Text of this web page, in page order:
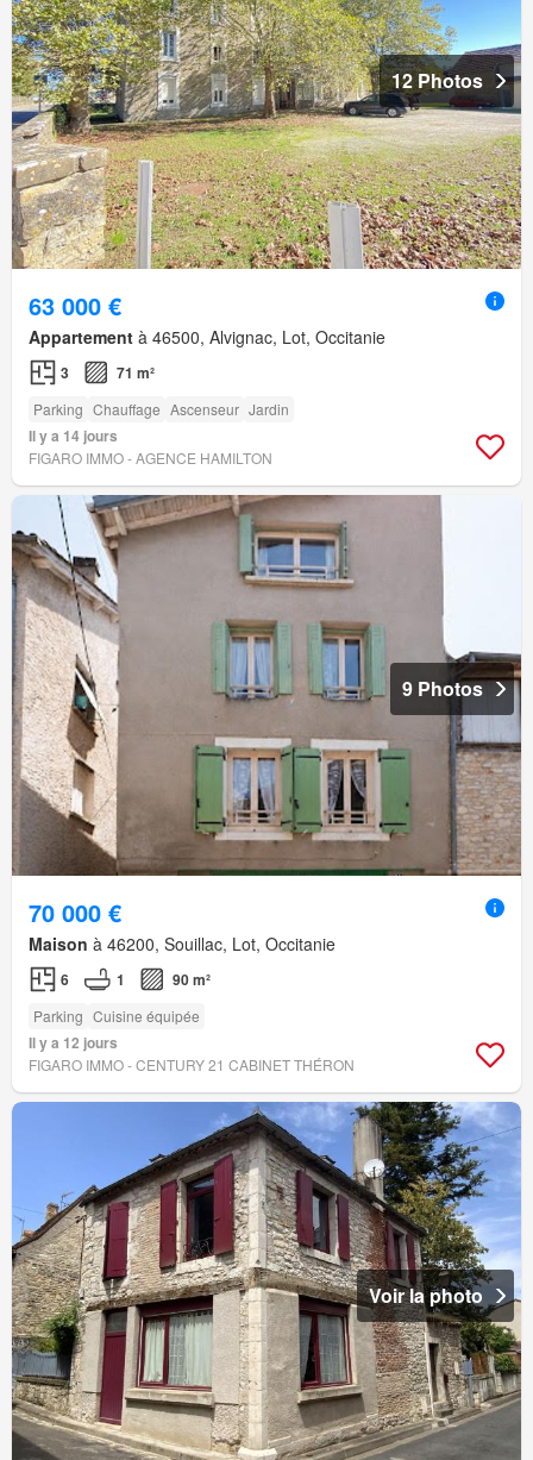
12 Photos
63 000 €
Appartement à 46500, Alvignac, Lot, Occitanie
3 71 m²
Parking Chauffage Ascenseur Jardin
Il y a 14 jours
FIGARO IMMO - AGENCE HAMILTON
9 Photos
70 000 €
Maison à 46200, Souillac, Lot, Occitanie
6 1 90 m²
Parking Cuisine équipée
Il y a 12 jours
FIGARO IMMO - CENTURY 21 CABINET THÉRON
Voir la photo